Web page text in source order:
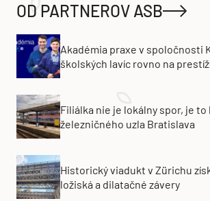
OD PARTNEROV ASB
Akadémia praxe v spoločnosti
školských lavíc rovno na
Filiálka nie je lokálny spor, je
železničného uzla Bratislava
Historický viadukt v Zürichu
ložiská a dilatačné závery